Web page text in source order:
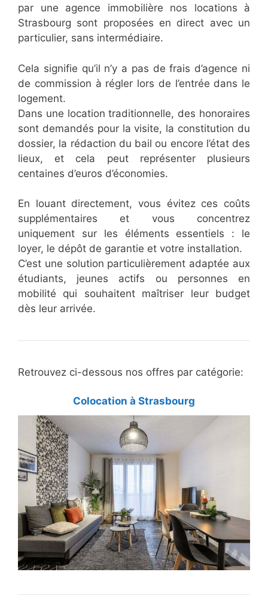
par une agence immobilière nos locations à
Strasbourg sont proposées en direct avec un
particulier, sans intermédiaire.
Cela signifie qu’il n’y a pas de frais d’agence ni
de commission à régler lors de l’entrée dans le
logement.
Dans une location traditionnelle, des honoraires
sont demandés pour la visite, la constitution du
dossier, la rédaction du bail ou encore l’état des
lieux, et cela peut représenter plusieurs
centaines d’euros d’économies.
En louant directement, vous évitez ces coûts
supplémentaires et vous concentrez
uniquement sur les éléments essentiels : le
loyer, le dépôt de garantie et votre installation.
C’est une solution particulièrement adaptée aux
étudiants, jeunes actifs ou personnes en
mobilité qui souhaitent maîtriser leur budget
dès leur arrivée.
Retrouvez ci-dessous nos offres par catégorie:
Colocation à Strasbourg